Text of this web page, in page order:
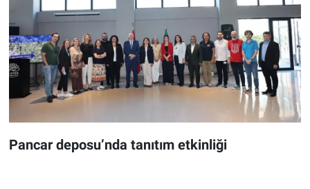
Pancar deposu’nda tanıtım etkinliği